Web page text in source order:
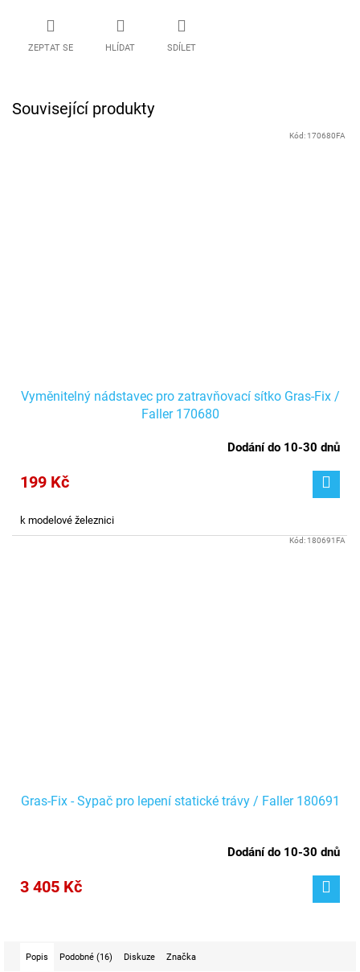
ZEPTAT SE HLÍDAT SDÍLET
Související produkty
Vyměnitelný nádstavec pro zatravňovací sítko Gras-Fix /
Faller 170680
Dodání do 10-30 dnů
199 Kč
k modelové železnici
Kód: 170680FA
Gras-Fix - Sypač pro lepení statické trávy / Faller 180691
Dodání do 10-30 dnů
3 405 Kč
Kód: 180691FA
Popis Podobné (16) Diskuze Značka